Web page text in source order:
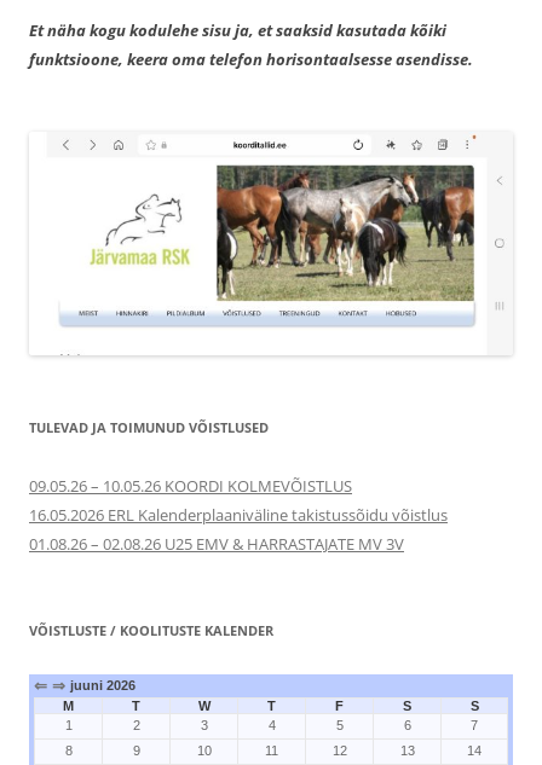
Et näha kogu kodulehe sisu ja, et saaksid kasutada kõiki
funktsioone, keera oma telefon horisontaalsesse asendisse.
TULEVAD JA TOIMUNUD VÕISTLUSED
09.05.26 – 10.05.26 KOORDI KOLMEVÕISTLUS
16.05.2026 ERL Kalenderplaaniväline takistussõidu võistlus
01.08.26 – 02.08.26 U25 EMV & HARRASTAJATE MV 3V
VÕISTLUSTE / KOOLITUSTE KALENDER
⇐ ⇒ juuni 2026
M
T W T F S
S
1
2 3 4 5 6
7
8
9 10 11 12 13
14